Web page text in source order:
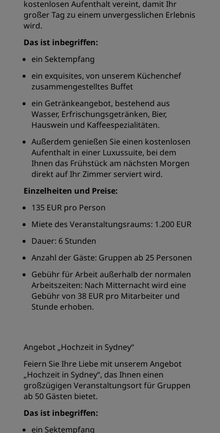
kostenlosen Aufenthalt vereint, damit Ihr
großer Tag zu einem unvergesslichen Erlebnis
wird.
Das ist inbegriffen:
ein Sektempfang
ein exquisites, von unserem Küchenchef
zusammengestelltes Buffet
ein Getränkeangebot, bestehend aus
Wasser, Erfrischungsgetränken, Bier,
Hauswein und Kaffeespezialitäten.
Außerdem genießen Sie einen kostenlosen
Aufenthalt in einer Luxussuite, bei dem
Ihnen das Frühstück am nächsten Morgen
direkt auf Ihr Zimmer serviert wird.
Einzelheiten und Preise:
135 EUR pro Person
Miete des Veranstaltungsraums: 1.200 EUR
Dauer: 6 Stunden
Anzahl der Gäste: Gruppen ab 25 Personen
Gebühr für Arbeit außerhalb der normalen
Arbeitszeiten: Nach Mitternacht wird eine
Gebühr von 38 EUR pro Mitarbeiter und
Stunde erhoben.
Angebot „Hochzeit in Sydney“
Feiern Sie Ihre Liebe mit unserem Angebot
„Hochzeit in Sydney“, das Ihnen einen
großzügigen Veranstaltungsort für Gruppen
ab 50 Gästen bietet.
Das ist inbegriffen:
ein Sektempfang